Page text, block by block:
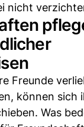
nicht
Freunde
können sich
Was